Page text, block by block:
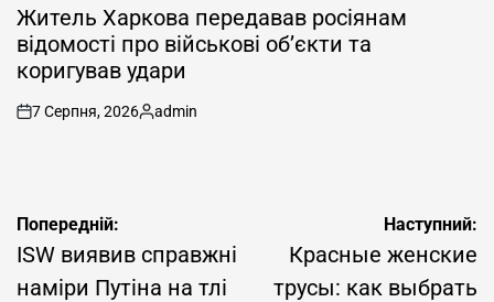
УЖитель Харкова передавав росіянам
відомості про військові об’єкти та
коригував удари
on
7 Серпня, 2026
Опубліковано
admin
Навігація
записів
Попередній:
ISW виявив справжні
наміри Путіна на тлі
Наступний:
Красные женские
трусы: как выбрать